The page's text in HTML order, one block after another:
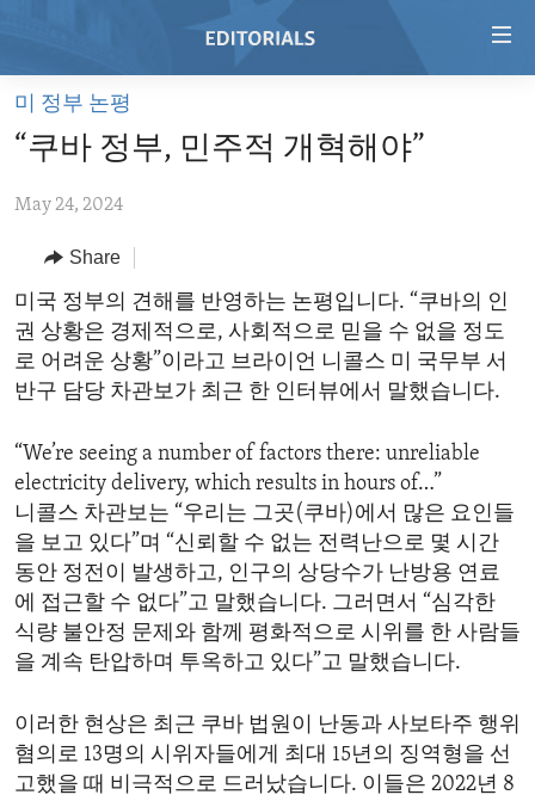
Skip
main
Skip
Navigation
Skip
to
Search
HOME
VIDEO
RADIO
REGIONS
AFRICA
AMERICAS
ASIA
MIDDLE EAST
TOPICS
HUMAN RIGHTS
SECURITY AND DEFENSE
DEMOCRACY AND GOVERNANCE
ECONOMY AND TRADE
ENVIRONMENT AND HEALTH
IDEALS AND INSTITUTIONS
ARCHIVE
ABOUT US
FOLLOW US
미 정부 논평
“쿠바 정부, 민주적 개혁해야”
May 24, 2024
Share
미국 정부의 견해를 반영하는 논평입니다. “쿠바의 인
권 상황은 경제적으로, 사회적으로 믿을 수 없을 정도
로 어려운 상황”이라고 브라이언 니콜스 미 국무부 서
반구 담당 차관보가 최근 한 인터뷰에서 말했습니다.
“We’re seeing a number of factors there: unreliable
electricity delivery, which results in hours of…”
니콜스 차관보는 “우리는 그곳(쿠바)에서 많은 요인들
을 보고 있다”며 “신뢰할 수 없는 전력난으로 몇 시간
동안 정전이 발생하고, 인구의 상당수가 난방용 연료
에 접근할 수 없다”고 말했습니다. 그러면서 “심각한
식량 불안정 문제와 함께 평화적으로 시위를 한 사람들
을 계속 탄압하며 투옥하고 있다”고 말했습니다.
이러한 현상은 최근 쿠바 법원이 난동과 사보타주 행위
혐의로 13명의 시위자들에게 최대 15년의 징역형을 선
고했을 때 비극적으로 드러났습니다. 이들은 2022년 8